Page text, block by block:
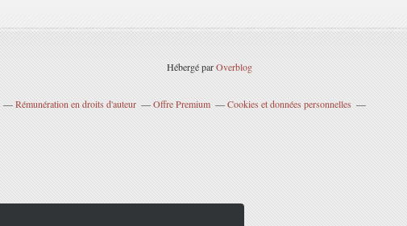
Hébergé parOverblog
Rémunération en droits d'auteur Offre Premium
Cookies et données personnelles